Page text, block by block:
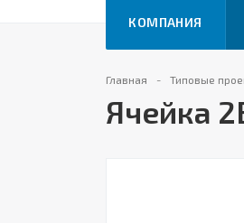
КОМПАНИЯ
Главная Типовые
Ячейка